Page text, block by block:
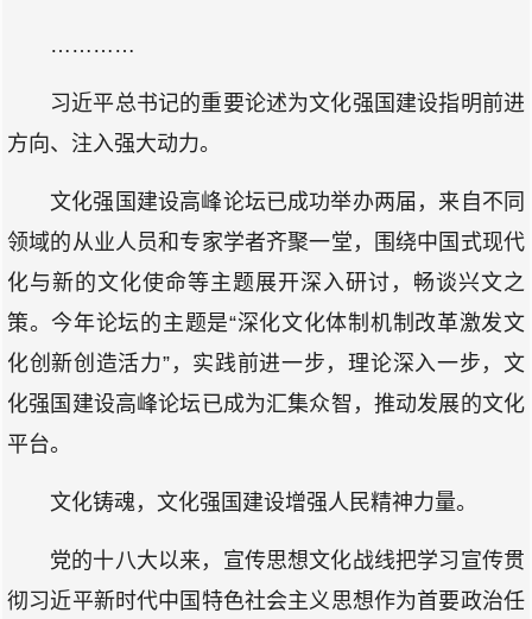
…………
习近平总书记的重要论述为文化强国建设指明前进
方向、注入强大动力。
文化强国建设高峰论坛已成功举办两届，来自不同
领域的从业人员和专家学者齐聚一堂，围绕中国式现代
化与新的文化使命等主题展开深入研讨，畅谈兴文之
策。今年论坛的主题是“深化文化体制机制改革激发文
化创新创造活力”，实践前进一步，理论深入一步，文
化强国建设高峰论坛已成为汇集众智，推动发展的文化
平台。
文化铸魂，文化强国建设增强人民精神力量。
党的十八大以来，宣传思想文化战线把学习宣传贯
彻习近平新时代中国特色社会主义思想作为首要政治任